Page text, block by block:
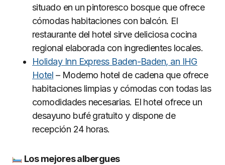
situado en un pintoresco bosque que ofrece
cómodas habitaciones con balcón. El
restaurante del hotel sirve deliciosa cocina
regional elaborada con ingredientes locales.
Holiday Inn Express Baden-Baden, an IHG
Hotel – Moderno hotel de cadena que ofrece
habitaciones limpias y cómodas con todas las
comodidades necesarias. El hotel ofrece un
desayuno bufé gratuito y dispone de
recepción 24 horas.
Los mejores albergues